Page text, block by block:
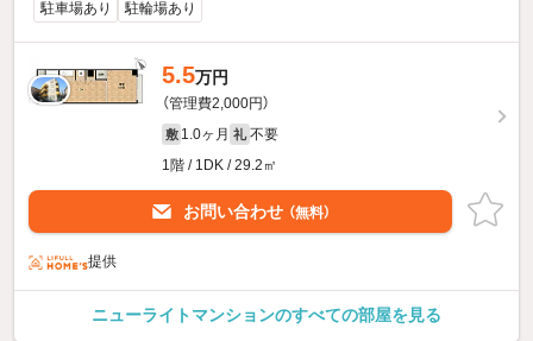
駐車場あり 駐輪場あり
5.5万円
（管理費2,000円）
敷 1.0ヶ月 礼 不要
1階 / 1DK / 29.2㎡
お問い合わせ （無料）
提供
ニューライトマンションのすべての部屋を見る